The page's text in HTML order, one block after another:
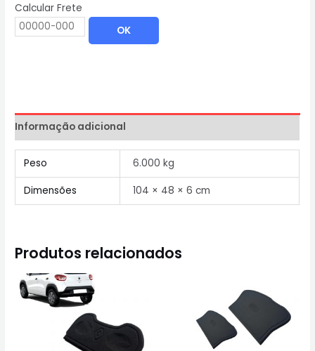
Calcular Frete
OK
Informação adicional
Peso 6.000 kg
Dimensões 104 × 48 × 6 cm
Produtos relacionados